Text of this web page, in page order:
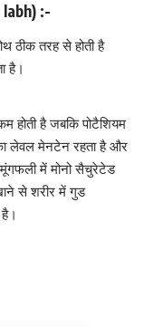
) :-
ठीक तरह से होती है
है।
होती है जबकिपोटैशियम
लेवल मेनटेन रहता है और
मूंगफली में मोनो सैचुरेटेड
से शरीर में गुड